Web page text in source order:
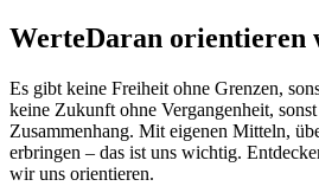
WerteDaran orientieren
Es gibt keine Freiheit ohne Grenzen,
keine Zukunft ohne Vergangenheit,
Zusammenhang. Mit eigenen Mitteln,
erbringen – das ist uns wichtig.
wir uns orientieren.